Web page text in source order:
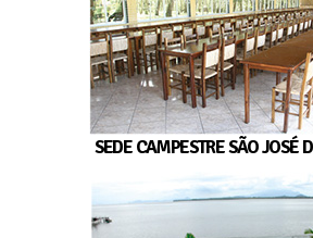
SEDE CAMPESTRE SÃO JOSÉ